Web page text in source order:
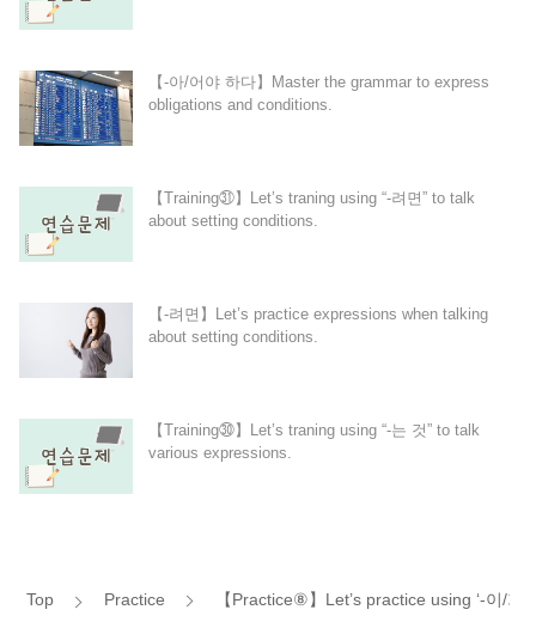
【-아/어야 하다】Master the grammar to express
obligations and conditions.
【Training㉛】Let’s traning using “-려면” to talk
about setting conditions.
【-려면】Let’s practice expressions when talking
about setting conditions.
【Training㉚】Let’s traning using “-는 것” to talk
various expressions.
Top Practice 【Practice⑧】Let’s practice using ‘-이/